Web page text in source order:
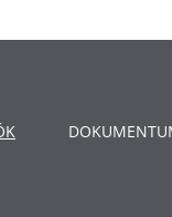
és aroma a